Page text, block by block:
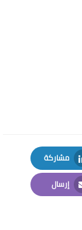
مشاركة
LinkedIn
إرسال
Email